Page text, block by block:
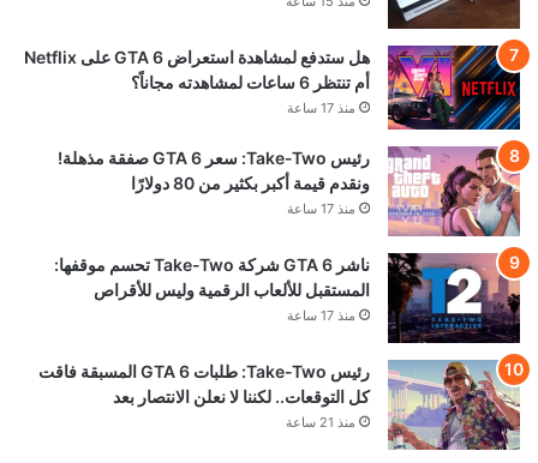
هل ستدفع لمشاهدة استعراض GTA 6 على Netflix
أم تنتظر 6 ساعات لمشاهدته مجاناً؟
منذ 17 ساعة
رئيس Take-Two: سعر GTA 6 صفقة مذهلة!
ونقدم قيمة أكبر بكثير من 80 دولارًا
منذ 17 ساعة
ناشر GTA 6 شركة Take-Two تحسم موقفها:
المستقبل للألعاب الرقمية وليس للأقراص
منذ 17 ساعة
رئيس Take-Two: طلبات GTA 6 المسبقة فاقت
كل التوقعات.. لكننا لا نعلن الانتصار بعد
منذ 21 ساعة